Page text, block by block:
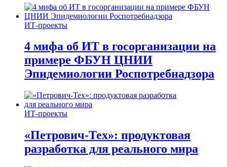
ИТ-проекты
4 мифа об ИТ в госорганизации на
примере ФБУН ЦНИИ
Эпидемиологии Роспотребнадзора
ИТ-проекты
«Петрович-Тех»: продуктовая
разработка для реального мира